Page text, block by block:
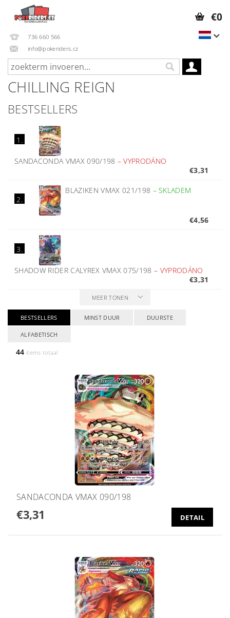
736 660 566
info@pokeriders.cz
€0
CHILLING REIGN
BESTSELLERS
1.
SANDACONDA VMAX 090/198 –VYPRODÁNO
€3,31
2.
BLAZIKEN VMAX 021/198 –SKLADEM
€4,56
3.
SHADOW RIDER CALYREX VMAX 075/198– VYPRODÁNO
€3,31
MEER TONEN
BESTSELLERS MINST DUUR DUURSTE
ALFABETISCH
44 items totaal
SANDACONDA VMAX 090/198
€3,31 DETAIL